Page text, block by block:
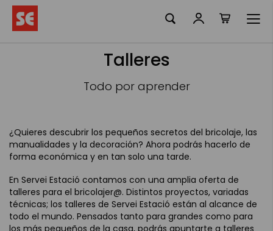
Talleres
Todo por aprender
¿Quieres descubrir los pequeños secretos del bricolaje, las
manualidades y la decoración? Ahora podrás hacerlo de
forma económica y en tan solo una tarde.
En Servei Estació contamos con una amplia oferta de
talleres para el bricolajer@. Distintos proyectos, variadas
técnicas; los talleres de Servei Estació están al alcance de
todo el mundo. Pensados tanto para grandes como para
los más pequeños de la casa, podrás apuntarte a talleres